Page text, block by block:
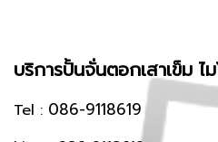
บริการปั้นจั่นตอกเสาเข็ม ‎ไ
Tel : 086-9118619